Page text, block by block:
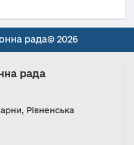
рада© 2026
рада
Рівненська